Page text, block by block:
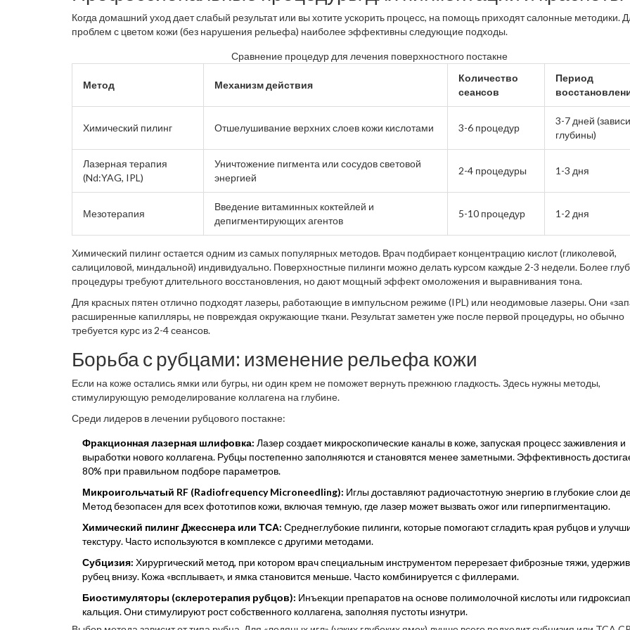
Когда домашний уход дает слабый результат или вы хотите ускорить процесс, на помощь приходят салонные методики.
проблем с цветом кожи (без нарушения рельефа) наиболее эффективны следующие подходы.
Сравнение процедур для лечения поверхностного постакне
Метод Механизм действия
Количество
сеансов
Период
Химический пилинг Отшелушивание верхних слоев кожи кислотами 3-6 процедур
3-7 дней
глубины)
Лазерная терапия
(Nd:YAG, IPL)
Уничтожение пигмента или сосудов световой
энергией
2-4 процедуры 1-3 дня
Мезотерапия
Введение витаминных коктейлей и
депигментирующих агентов
5-10 процедур 1-2 дня
Химический пилингостается одним из самых популярных методов. Врач подбирает концентрацию кислот (гликолевой,
салициловой, миндальной) индивидуально. Поверхностные пилинги можно делать курсом каждые 2-3 недели. Более
процедуры требуют длительного восстановления, но дают мощный эффект омоложения и выравнивания тона.
Для красных пятен отлично подходят лазеры, работающие в импульсном режиме (IPL) или неодимовые лазеры. Они
расширенные капилляры, не повреждая окружающие ткани. Результат заметен уже после первой процедуры, но обычно
требуется курс из 2-4 сеансов.
Борьба с рубцами: изменение рельефа кожи
Если на коже остались ямки или бугры, ни один крем не поможет вернуть прежнюю гладкость. Здесь нужны методы,
стимулирующую ремоделирование коллагена на глубине.
Среди лидеров в лечении рубцового постакне:
Фракционная лазерная шлифовка: Лазер создает микроскопические каналы в коже, запуская процесс заживления и
выработки нового коллагена. Рубцы постепенно заполняются и становятся менее заметными. Эффективность
80% при правильном подборе параметров.
Микроигольчатый RF (Radiofrequency Microneedling): Иглы доставляют радиочастотную энергию в глубокие слои
Метод безопасен для всех фототипов кожи, включая темную, где лазер может вызвать ожог или гиперпигментацию.
Химический пилинг Джесснера или ТСА: Среднеглубокие пилинги, которые помогают сгладить края рубцов и
текстуру. Часто используются в комплексе с другими методами.
Субцизия: Хирургический метод, при котором врач специальным инструментом перерезает фиброзные тяжи,
рубец внизу. Кожа «всплывает», и ямка становится меньше. Часто комбинируется с филлерами.
Биостимуляторы (склеротерапия рубцов): Инъекции препаратов на основе полимолочной кислоты или
кальция. Они стимулируют рост собственного коллагена, заполняя пустоты изнутри.